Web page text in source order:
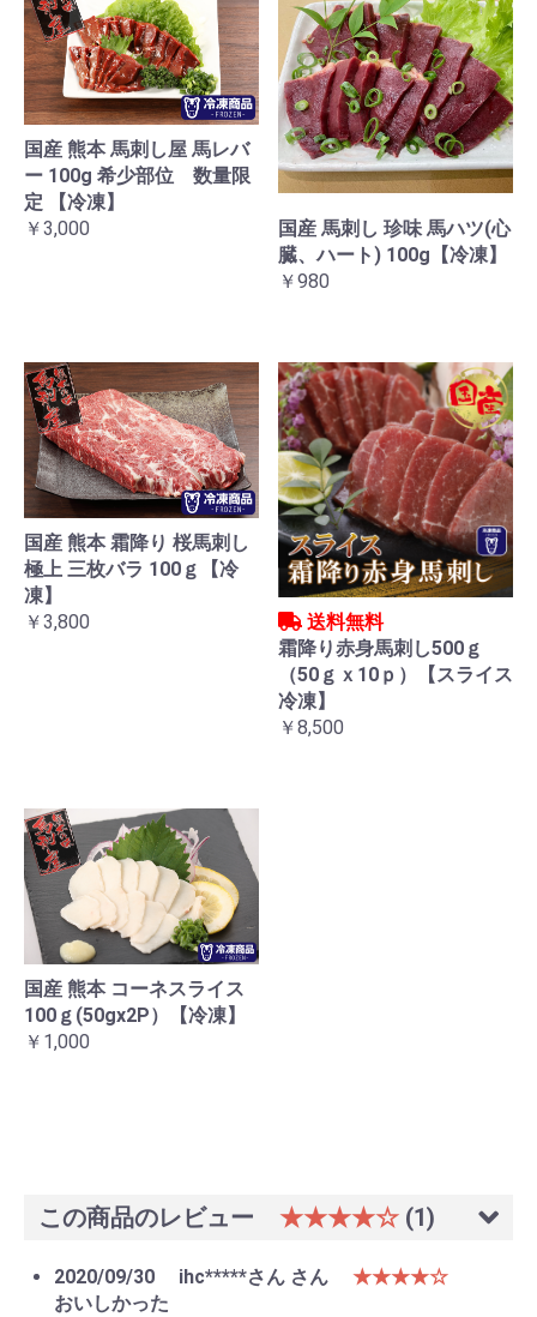
国産 熊本 馬刺し屋 馬レバ
ー 100g 希少部位 数量限
定 【冷凍】
￥3,000
国産 馬刺し 珍味 馬ハツ(心
臓、ハート) 100g【冷凍】
￥980
国産 熊本 霜降り 桜馬刺し
極上 三枚バラ 100ｇ【冷
凍】
￥3,800
送料無料
霜降り赤身馬刺し500ｇ
（50ｇｘ10ｐ）【スライス
冷凍】
￥8,500
国産 熊本 コーネスライス
100ｇ(50gx2P）【冷凍】
￥1,000
この商品のレビュー ★★★★☆ (1)
2020/09/30 ihc*****さん さん
★★★★☆
おいしかった